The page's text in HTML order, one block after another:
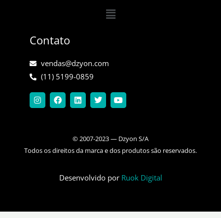
Menu
Contato
vendas@dzyon.com
(11) 5199-0859
I
n
s
a
F
a
c
k
L
i
n
d
i
n
T
w
i
e
r
Y
o
u
b
e
© 2007-2023 — Dzyon S/A
Todos os direitos da marca e dos produtos são reservados.
Desenvolvido por Ruok Digital